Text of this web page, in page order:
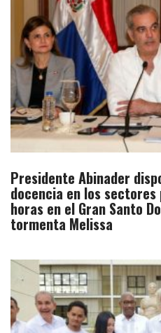
Presidente Abinader
docencia en los
horas en el Gran Santo
tormenta Melissa